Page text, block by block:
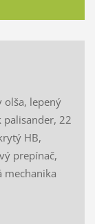
olša, lepený
22
HB,
prepínač,
mechanika